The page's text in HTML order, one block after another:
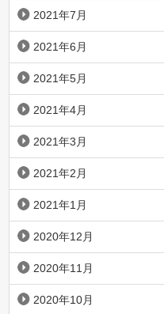
2021年7月
2021年6月
2021年5月
2021年4月
2021年3月
2021年2月
2021年1月
2020年12月
2020年11月
2020年10月